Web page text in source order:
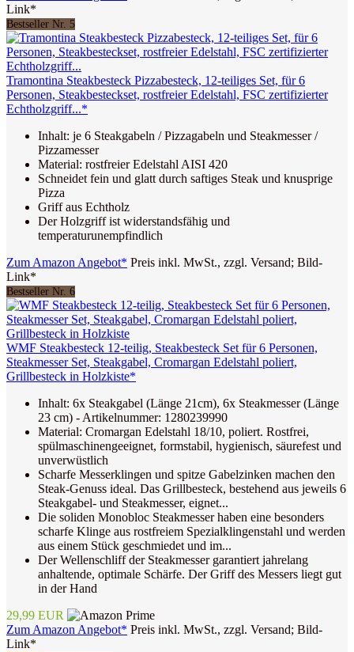
Link*
Bestseller Nr. 5
Tramontina Steakbesteck Pizzabesteck, 12-teiliges Set, für 6
Personen, Steakbesteckset, rostfreier Edelstahl, FSC zertifizierter
Echtholzgriff...*
Inhalt: je 6 Steakgabeln / Pizzagabeln und Steakmesser /
Pizzamesser
Material: rostfreier Edelstahl AISI 420
Schneidet fein und glatt durch saftiges Steak und knusprige
Pizza
Griff aus Echtholz
Der Holzgriff ist widerstandsfähig und
temperaturunempfindlich
Zum Amazon Angebot* Preis inkl. MwSt., zzgl. Versand; Bild-
Link*
Bestseller Nr. 6
WMF Steakbesteck 12-teilig, Steakbesteck Set für 6 Personen,
Steakmesser Set, Steakgabel, Cromargan Edelstahl poliert,
Grillbesteck in Holzkiste*
Inhalt: 6x Steakgabel (Länge 21cm), 6x Steakmesser (Länge
23 cm) - Artikelnummer: 1280239990
Material: Cromargan Edelstahl 18/10, poliert. Rostfrei,
spülmaschinengeeignet, formstabil, hygienisch, säurefest und
unverwüstlich
Scharfe Messerklingen und spitze Gabelzinken machen den
Steak-Genuss ideal. Das Grillbesteck, bestehend aus jeweils 6
Steakgabel- und Steakmesser, eignet...
Die soliden Monobloc Steakmesser haben eine besonders
scharfe Klinge aus rostfreiem Spezialklingenstahl und werden
aus einem Stück geschmiedet und im...
Der Wellenschliff der Steakmesser garantiert jahrelang
anhaltende, optimale Schärfe. Der Griff des Messers liegt gut
in der Hand
29,99 EUR
Zum Amazon Angebot* Preis inkl. MwSt., zzgl. Versand; Bild-
Link*